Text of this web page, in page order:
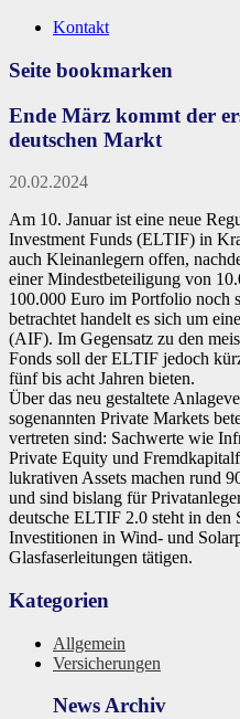
Kontakt
Seite bookmarken
Ende März kommt der
deutschen Markt
20.02.2024
Am 10. Januar ist eine neue
Investment Funds (ELTIF) in
auch Kleinanlegern offen,
einer Mindestbeteiligung von
100.000 Euro im Portfolio noch
betrachtet handelt es sich um
(AIF). Im Gegensatz zu den
Fonds soll der ELTIF jedoch
fünf bis acht Jahren bieten.
Über das neu gestaltete
sogenannten Private Markets
vertreten sind: Sachwerte wie
Private Equity und
lukrativen Assets machen rund
und sind bislang für
deutsche ELTIF 2.0 steht in den
Investitionen in Wind- und
Glasfaserleitungen tätigen.
Kategorien
Allgemein
Versicherungen
News Archiv